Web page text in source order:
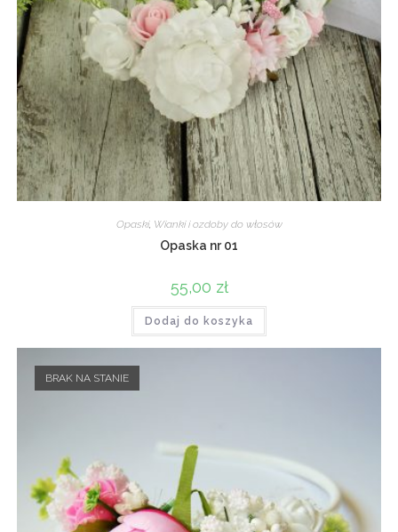
Opaski, Wianki i ozdoby do włosów
Opaska nr 01
55,00 zł
Dodaj do koszyka
BRAK NA STANIE